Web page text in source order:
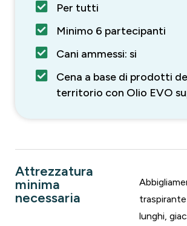
Per tutti
Minimo 6 partecipanti
Cani ammessi: si
Cena a base di prodotti
territorio con Olio EVO
Attrezzatura
minima
necessaria
lunghi,